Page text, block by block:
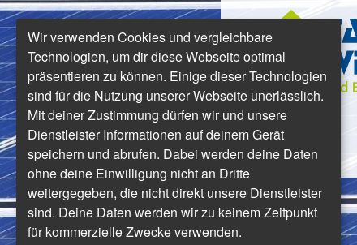
Wir verwenden Cookies und vergleichbare
Technologien, um dir diese Webseite optimal
präsentieren zu können. Einige dieser Technologien
sind für die Nutzung unserer Webseite unerlässlich.
Mit deiner Zustimmung dürfen wir und unsere
Dienstleister Informationen auf deinem Gerät
speichern und abrufen. Dabei werden deine Daten
ohne deine Einwilligung nicht an Dritte
weitergegeben, die nicht direkt unsere Dienstleister
sind. Deine Daten werden wir zu keinem Zeitpunkt
für kommerzielle Zwecke verwenden.